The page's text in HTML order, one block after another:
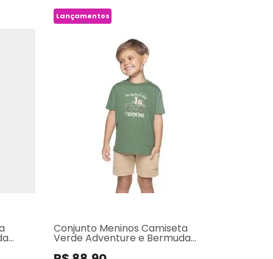
Lançamentos
Conjunto Meninos Camiseta
Verde Adventure e Bermuda